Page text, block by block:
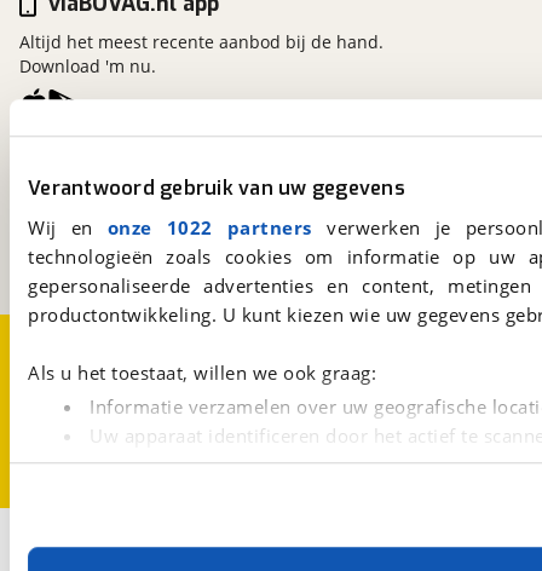
Verantwoord gebruik van uw gegevens
Wij en onze 1022 partners verwerken je
technologieën zoals cookies om informatie op
gepersonaliseerde advertenties en content,
productontwikkeling. U kunt kiezen wie uw gegevens
Als u het toestaat, willen we ook graag:
Informatie verzamelen over uw geografische
Uw apparaat identificeren door het actief te
Lees meer over hoe uw persoonlijke gegevens worden
Met cookies en vergelijkbare technieken zorgen we
Kosterijland15
Een initiatief van
BOVAG
Altijd het meest recente aanbod bij de hand.
Download 'm nu.
CookievoorkeurenVacatures